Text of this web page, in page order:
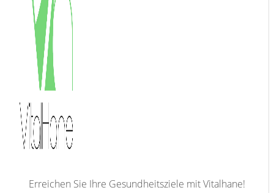
Erreichen Sie Ihre Gesundheitsziele mit Vitalhane!